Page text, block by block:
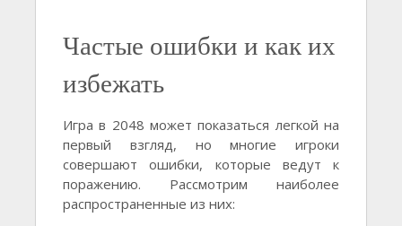
Частые ошибки и как их
избежать
Игра в 2048 может показаться легкой на
первый взгляд, но многие игроки
совершают ошибки, которые ведут к
поражению. Рассмотрим наиболее
распространенные из них: